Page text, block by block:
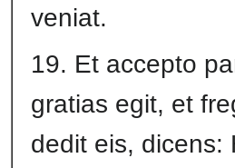
veniat.
19. Et accepto
gratias egit, et
dedit eis, dicens: